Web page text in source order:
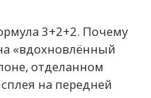
3+2+2. Почему
«вдохновлённый
отделанном
на передней